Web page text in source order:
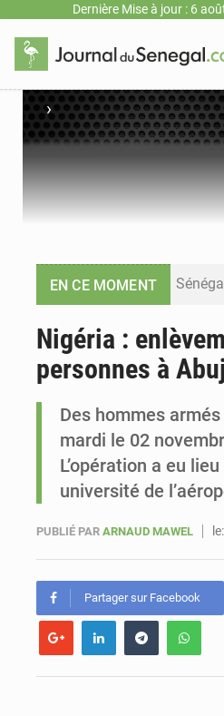
Dernière Mise à jour : 6
›
EN CE MOMENT
Nigéria :
personnes à
Des hommes
mardi le 02
L’opération a eu
université de
PUBLIÉ PAR ARNAUD MAWEL le:
Partager sur Facebook